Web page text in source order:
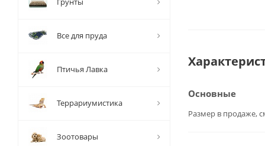
Основные
Размер в продаже,
Все для пруда
Птичья Лавка
Террариумистика
Зоотовары